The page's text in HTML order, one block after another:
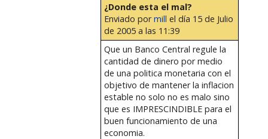
¿Donde esta el mal?
Enviado pormill el día 15 de Julio
de 2005 a las 11:39
Que un Banco Central regule la
cantidad de dinero por medio
de una politica monetaria con el
objetivo de mantener la inflacion
estable no solo no es malo sino
que es IMPRESCINDIBLE para el
buen funcionamiento de una
economia.